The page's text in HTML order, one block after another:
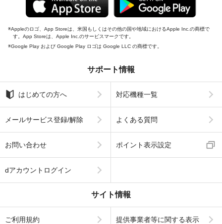
Appleのロゴ、App Storeは、米国もしくはその他の国や地域におけるApple Inc.の商標で
す。App Storeは、Apple Inc.のサービスマークです。
Google Play および Google Play ロゴは Google LLC の商標です。
サポート情報
はじめての方へ 対応機種一覧
メールサービス登録/解除 よくある質問
お問い合わせ ポイント表示設定
dアカウントログイン
サイト情報
ご利用規約 提供事業者等に関する表示